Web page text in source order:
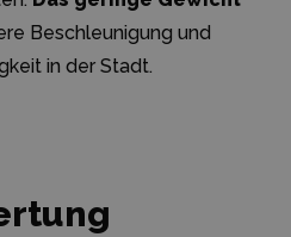
Beschleunigung und
in der Stadt.